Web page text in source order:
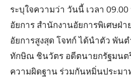
ระบุใจความว่า วันนี้ เวลา
อัยการ สำนักงานอัยการพิเศษฝ่
อัยการสูงสุด โจทก์ ได้นำตัว พัน
ทักษิณ ชินวัตร อดีตนายกรัฐมนต
ความผิดฐาน ร่วมกันหมิ่นประมา